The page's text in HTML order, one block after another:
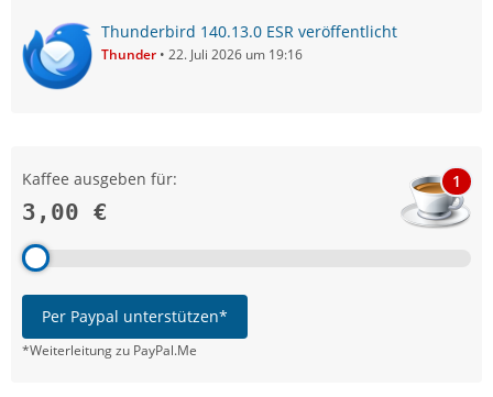
Thunderbird 140.13.0 ESR veröffentlicht
Thunder 22. Juli 2026 um 19:16
Kaffee ausgeben für:
3,00 €
1
Per Paypal unterstützen*
*Weiterleitung zu PayPal.Me